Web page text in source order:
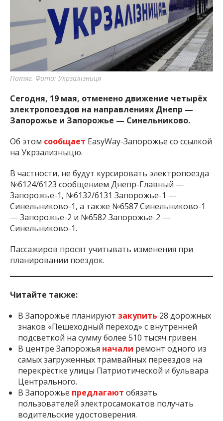
важную информацию о событиях
города Запорожья и области.
Потяг. Фото: Укрзалізниця
Сегодня, 19 мая, отменено движение четырёх
электропоездов на направлениях Днепр —
Запорожье и Запорожье — Синельниково.
Об этом сообщает EasyWay-Запорожье со ссылкой
на Укрзализныцю.
В частности, не будут курсировать электропоезда
№6124/6123 сообщением Днепр-Главный —
Запорожье-1, №6132/6131 Запорожье-1 —
Синельниково-1, а также №6587 Синельниково-1
— Запорожье-2 и №6582 Запорожье-2 —
Синельниково-1.
Пассажиров просят учитывать изменения при
планировании поездок.
Читайте также:
В Запорожье планируют закупить 28 дорожных
знаков «Пешеходный переход» с внутренней
подсветкой на сумму более 510 тысяч гривен.
В центре Запорожья начали ремонт одного из
самых загруженных трамвайных переездов на
перекрёстке улицы Патриотической и бульвара
Центрального.
В Запорожье предлагают обязать
пользователей электросамокатов получать
водительские удостоверения.